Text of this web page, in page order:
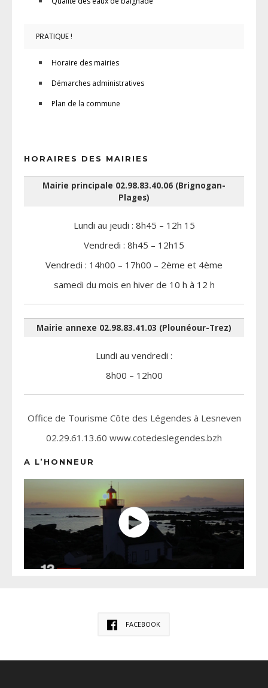
PRATIQUE !
Horaire des mairies
Démarches administratives
Plan de la commune
HORAIRES DES MAIRIES
Mairie principale 02.98.83.40.06 (Brignogan-
Plages)
Lundi au jeudi : 8h45 – 12h 15
Vendredi : 8h45 – 12h15
Vendredi : 14h00 – 17h00 – 2ème et 4ème
samedi du mois en hiver de 10 h à 12 h
Mairie annexe 02.98.83.41.03 (Plounéour-Trez)
Lundi au vendredi :
8h00 – 12h00
Office de Tourisme Côte des Légendes à Lesneven
02.29.61.13.60 www.cotedeslegendes.bzh
A L’HONNEUR
FACEBOOK